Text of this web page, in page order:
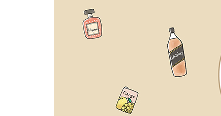
마스터가 좋아하는 칵테일 TOP 10
Chapter 3. 1분도 안 걸리는 초간단 빌드 칵테일
마스터의 혼잣말: 사람에 따라 정답도 제각각
Column 2 [슬기로운 바 생활]
Chapter 4. 나 오늘따라 더 멋있어 보이지 않아?